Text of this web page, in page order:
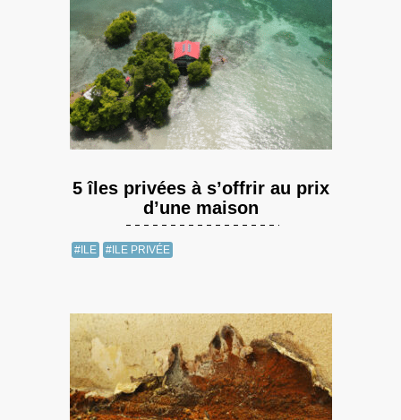
5 îles privées à s’offrir au prix
d’une maison
#ILE #ILE PRIVÉE